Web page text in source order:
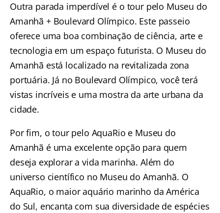
Outra parada imperdível é o tour pelo Museu do
Amanhã + Boulevard Olímpico. Este passeio
oferece uma boa combinação de ciência, arte e
tecnologia em um espaço futurista. O Museu do
Amanhã está localizado na revitalizada zona
portuária. Já no Boulevard Olímpico, você terá
vistas incríveis e uma mostra da arte urbana da
cidade.
Por fim, o tour pelo AquaRio e Museu do
Amanhã é uma excelente opção para quem
deseja explorar a vida marinha. Além do
universo científico no Museu do Amanhã. O
AquaRio, o maior aquário marinho da América
do Sul, encanta com sua diversidade de espécies